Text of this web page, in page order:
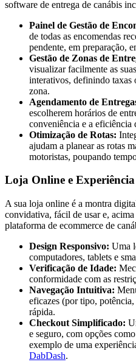
software de entrega de canábis
Painel de Gestão de
de todas as encomendas
pendente, em preparação,
Gestão de Zonas de
visualizar facilmente as
interativos, definindo taxas
zona.
Agendamento de
escolherem horários de
conveniência e a eficiência
Otimização de Rotas:
ajudam a planear as rotas
motoristas, poupando
Loja Online e
A sua loja online é a montra
convidativa, fácil de usar e,
plataforma de ecommerce de
Design Responsivo: Uma
computadores, tablets e
Verificação de Idade:
conformidade com as
Navegação Intuitiva:
eficazes (por tipo,
rápida.
Checkout Simplificado:
e seguro, com opções
exemplo de uma
DabDash.